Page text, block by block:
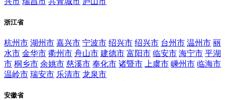
浙江省
杭州市 湖州市 嘉兴市 宁波市 绍兴市 绍兴市 台州市 温州市 丽
水市 金华市 衢州市 舟山市 建德市 富阳市 临安市 海宁市 平湖
市 桐乡市 余姚市 慈溪市 奉化市 诸暨市 上虞市 嵊州市 临海市
温岭市 瑞安市 乐清市 龙泉市
安徽省